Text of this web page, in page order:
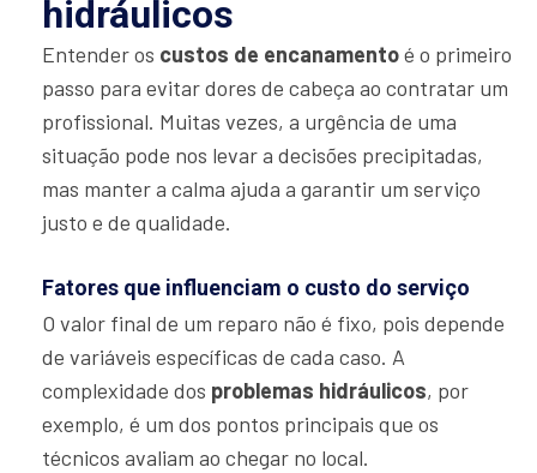
hidráulicos
Entender os custos de encanamentoé o primeiro
passo para evitar dores de cabeça ao contratar um
profissional. Muitas vezes, a urgência de uma
situação pode nos levar a decisões precipitadas,
mas manter a calma ajuda a garantir um serviço
justo e de qualidade.
Fatores que influenciam o custo do serviço
O valor final de um reparo não é fixo, pois depende
de variáveis específicas de cada caso. A
complexidade dos problemas hidráulicos, por
exemplo, é um dos pontos principais que os
técnicos avaliam ao chegar no local.